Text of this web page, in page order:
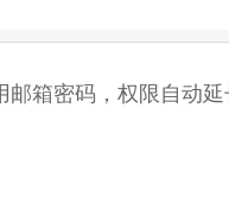
邮箱密码，权限自动